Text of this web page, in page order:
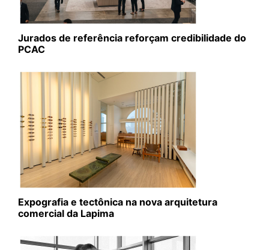
Jurados de referência reforçam credibilidade do
PCAC
Expografia e tectônica na nova arquitetura
comercial da Lapima